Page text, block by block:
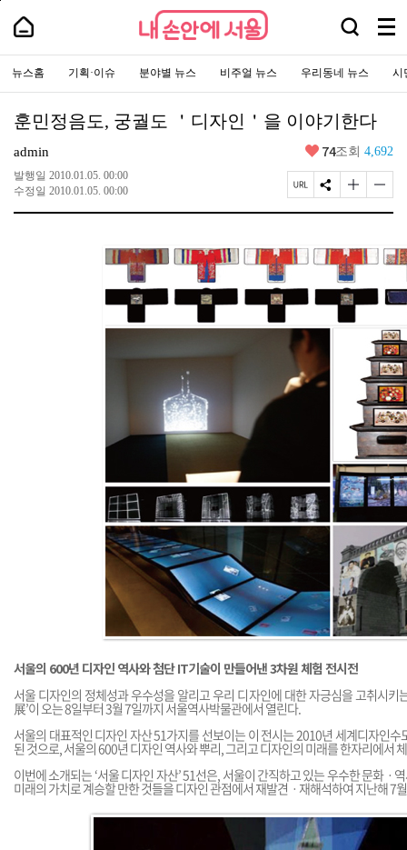
가
내
손
에
서
울
-
울
시
표
통
포
털
내
손
서
울
검
창
열
기
메
뉴
전
체
보
비
뉴스홈 기획·이슈 분야별 뉴스 비주얼 뉴스 우리동네 뉴스 시
훈민정음도, 궁궐도 ＇디자인＇을 이야기한다
admin
발행일 2010.01.05. 00:00
수정일 2010.01.05. 00:00
좋
요
74조회 4,692
페
이
R
L
복
사
S
N
유
하
기
글
자
크
게
변
경
기
글
자
작
게
변
경
기
서울의 600년 디자인 역사와 첨단 IT기술이 만들어낸 3차원 체험 전시전
서울 디자인의 정체성과 우수성을 알리고 우리 디자인에 대한 자긍심을 고취시키
展’이 오는 8일부터 3월 7일까지 서울역사박물관에서 열린다.
서울의 대표적인 디자인 자산 51가지를 선보이는 이 전시는 2010년 세계디자인수
된 것으로, 서울의 600년 디자인 역사와 뿌리, 그리고 디자인의 미래를 한자리에서
이번에 소개되는 ‘서울 디자인 자산’ 51선은, 서울이 간직하고 있는 우수한 문화ㆍ
미래의 가치로 계승할 만한 것들을 디자인 관점에서 재발견ㆍ재해석하여 지난해 7
단